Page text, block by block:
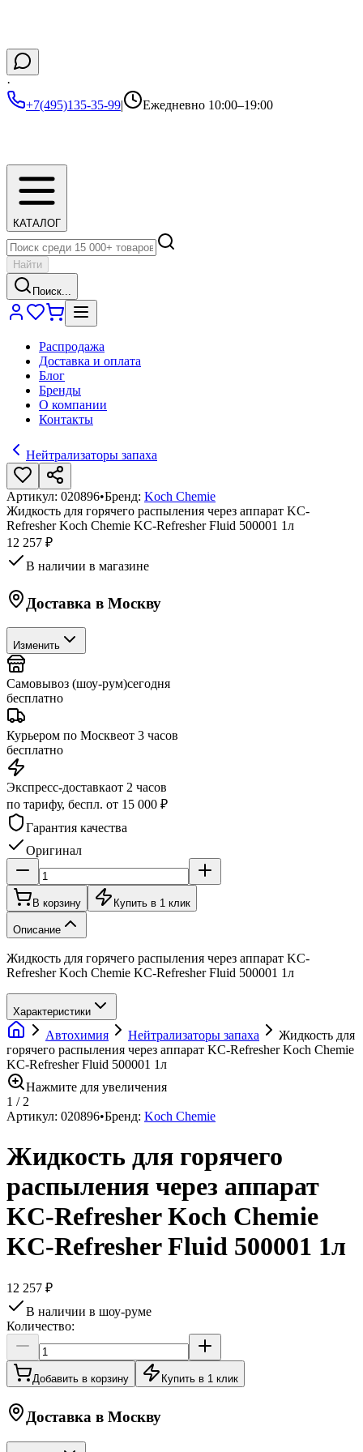
·
+7(495)135-35-99| Ежедневно 10:00–19:00
КАТАЛОГ
Найти
Поиск...
Распродажа
Доставка и оплата
Блог
Бренды
О компании
Контакты
Нейтрализаторы запаха
Артикул: 020896•Бренд: Koch Chemie
Жидкость для горячего распыления через аппарат KC-
Refresher Koch Chemie KC-Refresher Fluid 500001 1л
12 257 ₽
В наличии в магазине
Доставка в Москву
Изменить
Самовывоз (шоу-рум)сегодня
бесплатно
Курьером по Москвеот 3 часов
бесплатно
Экспресс-доставкаот 2 часов
по тарифу, беспл. от 15 000 ₽
Гарантия качества
Оригинал
В корзину Купить в 1 клик
Описание
Жидкость для горячего распыления через аппарат KC-
Refresher Koch Chemie KC-Refresher Fluid 500001 1л
Характеристики
Автохимия Нейтрализаторы запаха
Жидкость для
горячего распыления через аппарат KC-Refresher Koch Chemie
KC-Refresher Fluid 500001 1л
Нажмите для увеличения
1 /2
Артикул: 020896•Бренд: Koch Chemie
Жидкость для горячего
распыления через аппарат
KC-Refresher Koch Chemie
KC-Refresher Fluid 500001 1л
12 257 ₽
В наличии в шоу-руме
Количество:
Добавить в корзину Купить в 1 клик
Доставка в Москву